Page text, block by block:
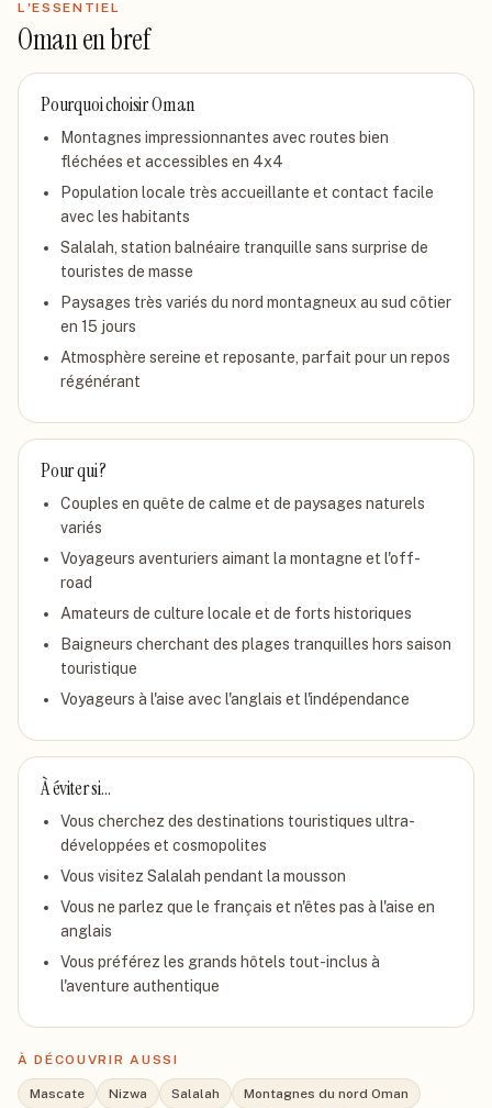
L'ESSENTIEL
Omanen bref
Pourquoi choisirOman
Montagnes impressionnantes avec routes bien
fléchées et accessibles en 4x4
Population locale très accueillante et contact facile
avec les habitants
Salalah, station balnéaire tranquille sans surprise de
touristes de masse
Paysages très variés du nord montagneux au sud côtier
en 15 jours
Atmosphère sereine et reposante, parfait pour un repos
régénérant
Pour qui ?
Couples en quête de calme et de paysages naturels
variés
Voyageurs aventuriers aimant la montagne et l'off-
road
Amateurs de culture locale et de forts historiques
Baigneurs cherchant des plages tranquilles hors saison
touristique
Voyageurs à l'aise avec l'anglais et l'indépendance
À éviter si…
Vous cherchez des destinations touristiques ultra-
développées et cosmopolites
Vous visitez Salalah pendant la mousson
Vous ne parlez que le français et n'êtes pas à l'aise en
anglais
Vous préférez les grands hôtels tout-inclus à
l'aventure authentique
À DÉCOUVRIR AUSSI
Mascate Nizwa Salalah
Montagnes du nord Oman